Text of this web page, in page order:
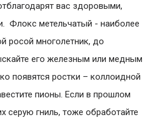
вас здоровыми,
Флокс метельчатый - наиболее
росой многолетник, до
его железным или медным
появятся ростки – коллоидной
пионы. Если в прошлом
серую гниль, тоже обработайте